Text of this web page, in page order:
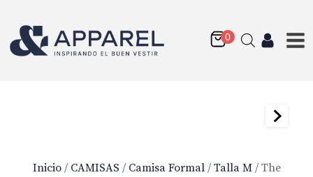
Inicio/ CAMISAS / Camisa Formal/ Talla M/ The